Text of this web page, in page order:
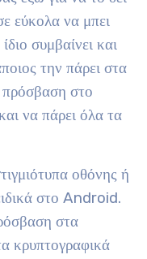
εύκολα να μπει
συμβαίνει και
την πάρει στα
πρόσβαση στο
να πάρει όλα τα
οθόνης ή
στο Android.
στα
κρυπτογραφικά